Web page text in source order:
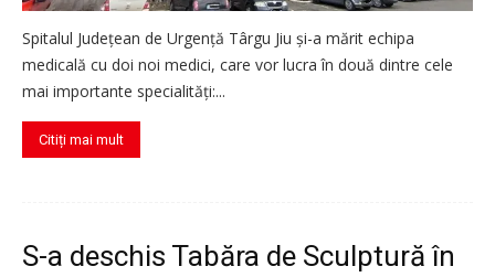
Spitalul Județean de Urgență Târgu Jiu și-a mărit echipa
medicală cu doi noi medici, care vor lucra în două dintre cele
mai importante specialități:...
Citiți mai mult
S-a deschis Tabăra de Sculptură în